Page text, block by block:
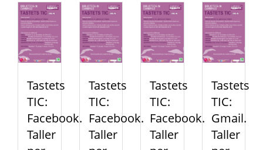
Tastets
TIC:
Facebook.
Taller
Tastets
TIC:
Facebook.
Taller
Tastets
TIC:
Facebook.
Taller
Tastets
TIC:
Gmail.
Taller